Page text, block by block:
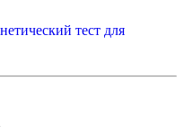
тест для